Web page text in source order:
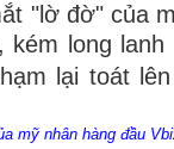
"lờ đờ" của
kém long
lại toát